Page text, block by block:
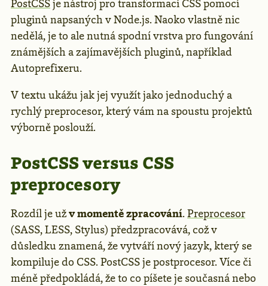
PostCSSje nástroj pro transformaci CSS pomocí
pluginů napsaných v Node.js. Naoko vlastně nic
nedělá, je to ale nutná spodní vrstva pro fungování
známějších a zajímavějších pluginů, například
Autoprefixeru.
V textu ukážu jak jej využít jako jednoduchý a
rychlý preprocesor, který vám na spoustu projektů
výborně poslouží.
PostCSS versus CSS
preprocesory
Rozdíl je užv momentě zpracování. Preprocesor
(SASS, LESS, Stylus) předzpracovává, což v
důsledku znamená, že vytváří nový jazyk, který se
kompiluje do CSS. PostCSS je postprocesor. Více či
méně předpokládá, že to co píšete je současná nebo